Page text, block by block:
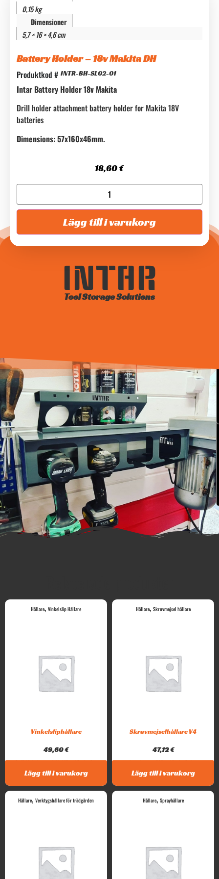
0,15 kg
Dimensioner
5,7 × 16 × 4,6 cm
Battery Holder – 18v Makita DH
Produktkod # INTR-BH-SL02-01
Intar Battery Holder 18v Makita
Drill holder attachment battery holder for Makita 18V
batteries
Dimensions: 57x160x46mm.
18,60€
Lägg till i varukorg
INTAR
Tool Storage Solutions
Hållare, Vinkelslip Hållare
Vinkelsliphållare
49,60€
Rejäl, högkvalitativ vinkelsliphållare. Lämplig för...
Lägg till i varukorg
Hållare, Skruvmejsel hållare
Skruvmejselhållare V4
47,12€
Intar skruvmejselhållare. Lämplig för de...
Lägg till i varukorg
Hållare, Verktygshållare för trädgården Hållare, Sprayhållare